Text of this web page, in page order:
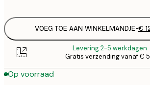
VOEG TOE AAN WINKELMANDJE-€
Levering 2-5 werkdagen
Gratis verzending vanaf €
Op voorraad